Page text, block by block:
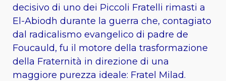
decisivo di uno dei Piccoli Fratelli rimasti a
El-Abiodh durante la guerra che, contagiato
dal radicalismo evangelico di padre de
Foucauld, fu il motore della trasformazione
della Fraternità in direzione di una
maggiore purezza ideale: Fratel Milad.